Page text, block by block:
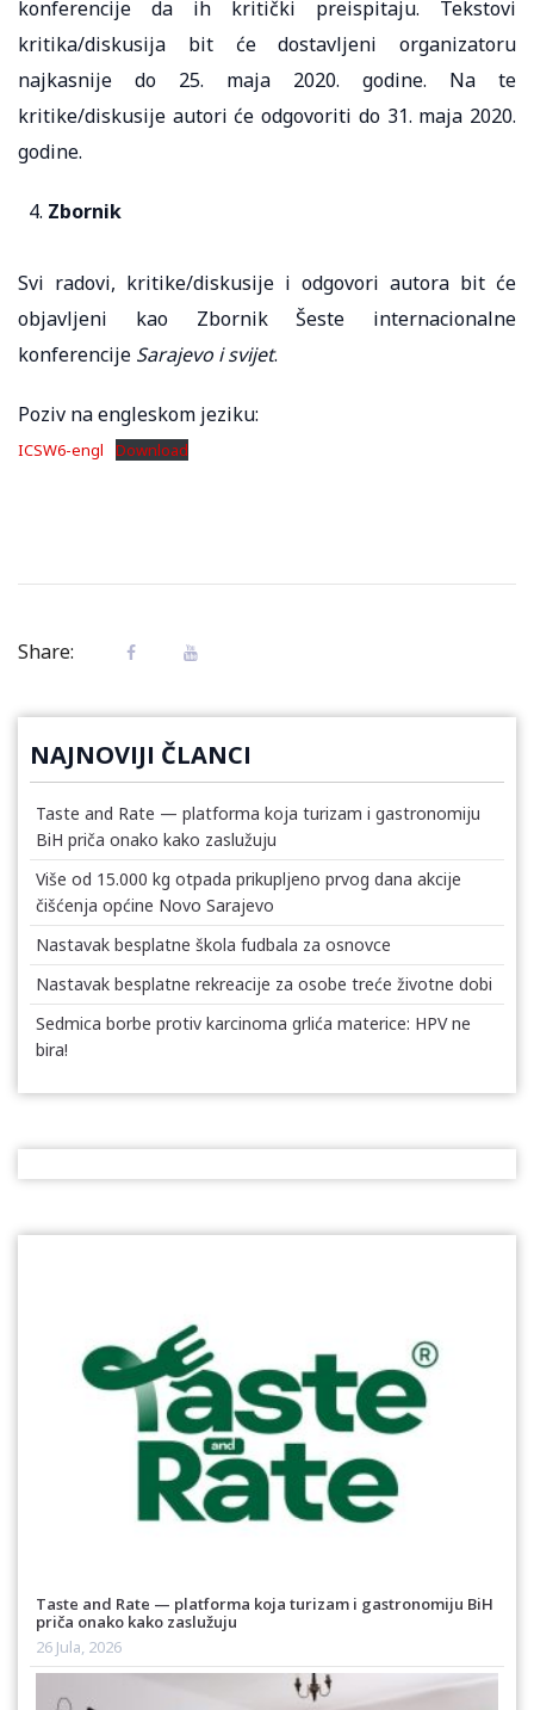
konferencije da ih kritički preispitaju. Tekstovi
kritika/diskusija bit će dostavljeni organizatoru
najkasnije do 25. maja 2020. godine. Na te
kritike/diskusije autori će odgovoriti do 31. maja 2020.
godine.
Zbornik
Svi radovi, kritike/diskusije i odgovori autora bit će
objavljeni kao Zbornik Šeste internacionalne
konferencije Sarajevo i svijet.
Poziv na engleskom jeziku:
ICSW6-engl Download
Share:
NAJNOVIJI ČLANCI
Taste and Rate — platforma koja turizam i gastronomiju
BiH priča onako kako zaslužuju
Više od 15.000 kg otpada prikupljeno prvog dana akcije
čišćenja općine Novo Sarajevo
Nastavak besplatne škola fudbala za osnovce
Nastavak besplatne rekreacije za osobe treće životne dobi
Sedmica borbe protiv karcinoma grlića materice: HPV ne
bira!
Taste and Rate — platforma koja turizam i gastronomiju BiH
priča onako kako zaslužuju
26 Jula, 2026